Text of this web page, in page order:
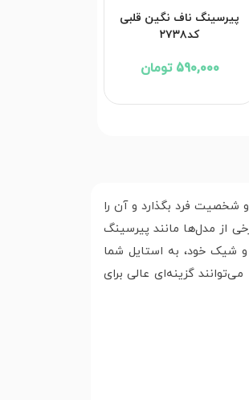
پیرسینگ ناف نگین قلبی
کد۲۷۳۸
590,000 تومان
شخصیت فرد بگذارد و آن را
از مدل‌ها مانند پیرسینگ
و شیک خود، به استایل شما
گزینه‌ای عالی برای